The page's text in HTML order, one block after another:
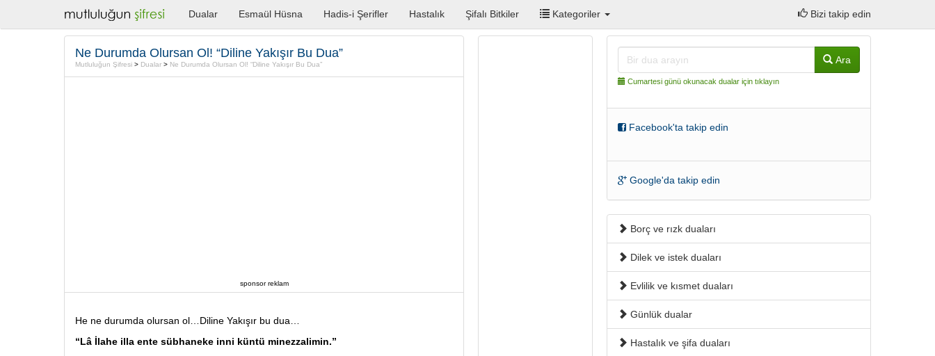
Dualar Esmaül Hüsna Hadis-i Şerifler Hastalık Şifalı Bitkiler Kategoriler Bizi takip edin
Ne Durumda Olursan Ol! “Diline Yakışır Bu Dua”
Mutluluğun Şifresi > Dualar > Ne Durumda Olursan Ol! “Diline Yakışır Bu Dua”
sponsor reklam
He ne durumda olursan ol…Diline Yakışır bu dua…
“Lâ İlahe illa ente sübhaneke inni küntü minezzalimin.”
Ara
Cumartesi günü okunacak dualar için tıklayın
Facebook'ta takip edin
Google'da takip edin
Borç ve rızk duaları
Dilek ve istek duaları
Evlilik ve kısmet duaları
Günlük dualar
Hastalık ve şifa duaları